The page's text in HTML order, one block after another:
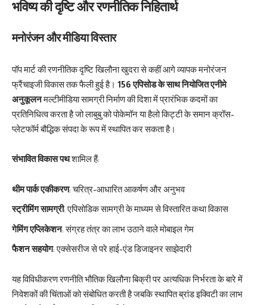
भविष्य की दृष्टि और रणनीतिक निहितार्थ
मनोरंजन और मीडिया विस्तार
पॉप मार्ट की रणनीतिक दृष्टि खिलौना खुदरा से कहीं आगे व्यापक मनोरंजन
फ्रैंचाइजी विकास तक फैली हुई है। 156 एपिसोड के साथ नियोजित एनीमे
अनुकूलनमल्टीमीडिया सामग्री निर्माण की दिशा में प्रारंभिक कदमों का
प्रतिनिधित्व करता है जो लाबुबु को पोकेमॉन या हैलो किट्टी के समान क्रॉस-
प्लेटफॉर्म बौद्धिक संपदा के रूप में स्थापित कर सकता है।
संभावित विकास पथशामिल हैं:
थीम पार्क एकीकरण: चरित्र-आधारित आकर्षण और अनुभव
स्ट्रीमिंग सामग्री: एपिसोडिक सामग्री के माध्यम से विस्तारित कथा विकास
गेमिंग एप्लिकेशन: संग्रह तंत्र का लाभ उठाने वाले मोबाइल गेम
फैशन सहयोग: एक्सेसरीज से परे हाई-एंड डिजाइनर साझेदारी
यह विविधीकरण रणनीति भौतिक खिलौना बिक्री पर अत्यधिक निर्भरता के बारे में
निवेशकों की चिंताओं को संबोधित करती है जबकि स्थापित ब्रांड इक्विटी का लाभ